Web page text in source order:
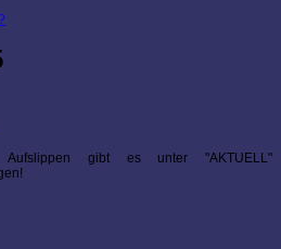
Aufslippen gibt es unter "AKTUELL"